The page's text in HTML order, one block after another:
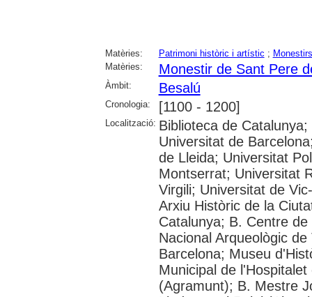
Matèries: Patrimoni històric i artístic ; Monestirs
Matèries:
Monestir de Sant Pere
Àmbit: Besalú
Cronologia: [1100 - 1200]
Localització: Biblioteca de
Universitat de
de Lleida; Universitat
Montserrat; Universitat
Virgili; Universitat de
Arxiu Històric de la
Catalunya; B. Centre
Nacional Arqueològic
Barcelona; Museu
Municipal de
(Agramunt); B. Mestre